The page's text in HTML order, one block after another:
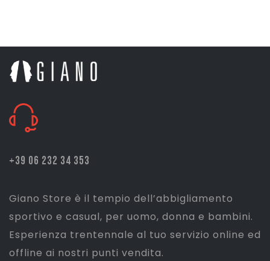
+39 06 232 34 353
Giano Store è il tempio dell’abbigliamento
sportivo e casual, per uomo, donna e bambini.
Esperienza trentennale al tuo servizio online ed
offline ai nostri punti vendita.